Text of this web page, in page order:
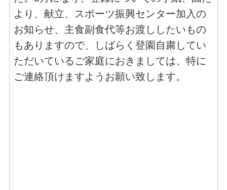
より、献立、スポーツ振興センター加入の
お知らせ、主食副食代等お渡ししたいもの
もありますので、しばらく登園自粛してい
ただいているご家庭におきましては、特に
ご連絡頂けますようお願い致します。